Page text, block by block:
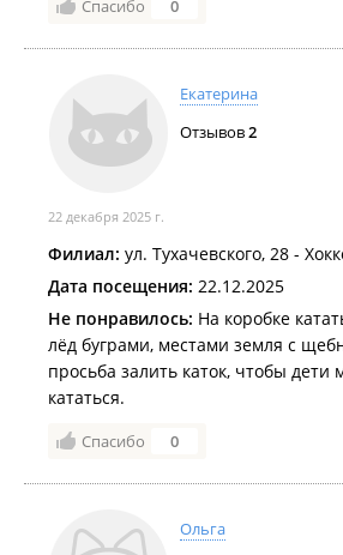
Спасибо 0
Екатерина
Отзывов2
22 декабря 2025 г.
Филиал: ул. Тухачевского, 28 -
Дата посещения: 22.12.2025
Не понравилось: На коробке
лёд буграми, местами земля с
просьба залить каток, чтобы дети
кататься.
Спасибо 0
Ольга